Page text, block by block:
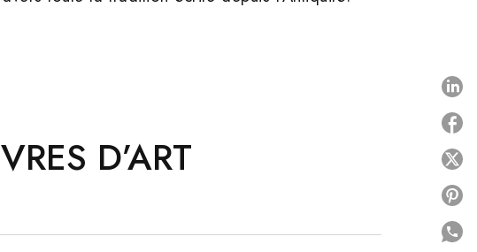
D’ART